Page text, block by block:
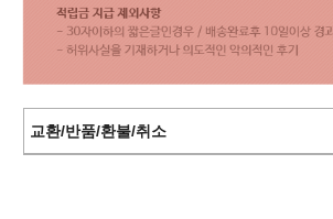
교환/반품/환불/취소